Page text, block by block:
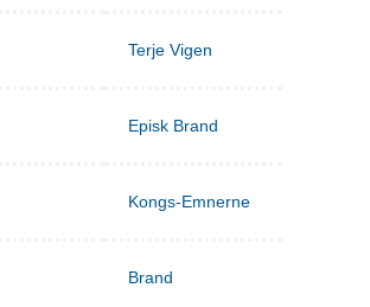
Terje Vigen
Episk Brand
Kongs-Emnerne
Brand